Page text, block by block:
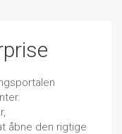
åbne den rigtige